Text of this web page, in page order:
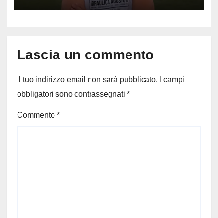
per il 19enne morto in mare
Lascia un commento
Il tuo indirizzo email non sarà pubblicato.
I campi
obbligatori sono contrassegnati *
Commento *